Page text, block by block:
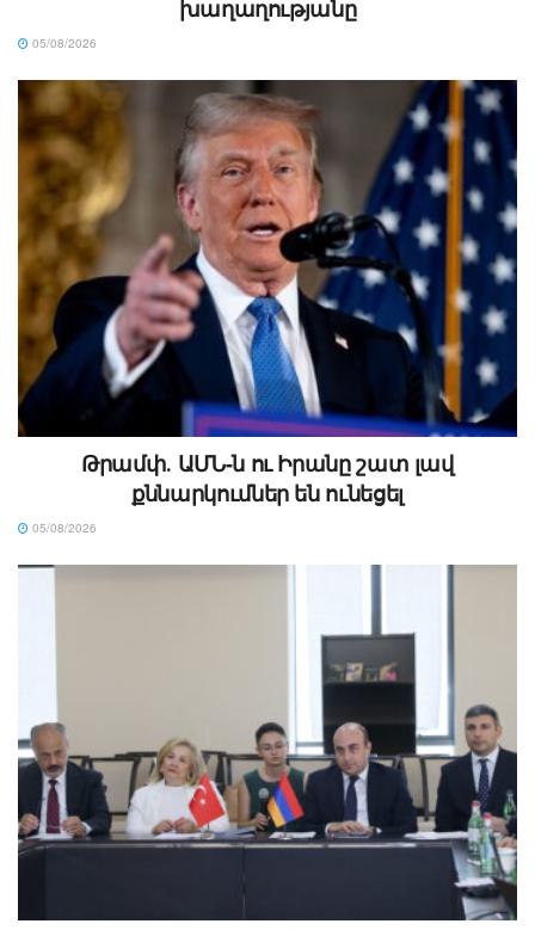
խաղաղությանը
05/08/2026
Թրամփ․ ԱՄՆ-ն ու Իրանը շատ լավ
քննարկումներ են ունեցել
05/08/2026